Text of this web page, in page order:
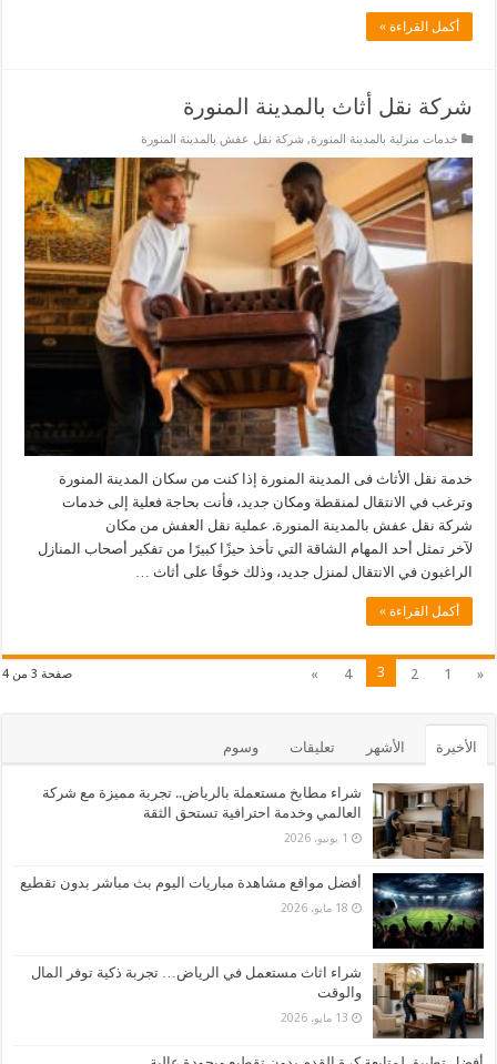
أكمل القراءة »
شركة نقل أثاث بالمدينة المنورة
خدمات منزلية بالمدينة المنورة,شركة نقل عفش بالمدينة المنورة
خدمة نقل الأثاث فى المدينة المنورة إذا كنت من سكان المدينة المنورة
وترغب في الانتقال لمنقطة ومكان جديد، فأنت بحاجة فعلية إلى خدمات
شركة نقل عفش بالمدينة المنورة. عملية نقل العفش من مكان
لآخر تمثل أحد المهام الشاقة التي تأخذ حيزًا كبيرًا من تفكير أصحاب المنازل
الراغبون في الانتقال لمنزل جديد، وذلك خوفًا على أثاث …
أكمل القراءة »
صفحة 3 من 4 «
1
2
3
4
»
الأخيرة الأشهر تعليقات وسوم
شراء مطابخ مستعملة بالرياض.. تجربة مميزة مع شركة
العالمي وخدمة احترافية تستحق الثقة
1 يونيو، 2026
أفضل مواقع مشاهدة مباريات اليوم بث مباشر بدون تقطيع
18 مايو، 2026
شراء اثاث مستعمل في الرياض… تجربة ذكية توفر المال
والوقت
13 مايو، 2026